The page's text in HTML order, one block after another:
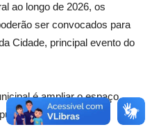
ao longo de 2026, os
ser convocados para
Cidade, principal evento do
é ampliar o espaço
promovendo